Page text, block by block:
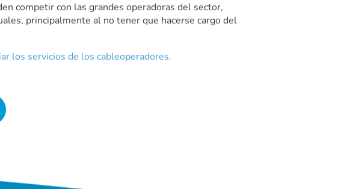
competir con las grandes operadoras del sector,
principalmente al no tener que hacerse cargo del
los servicios de los cableoperadores.